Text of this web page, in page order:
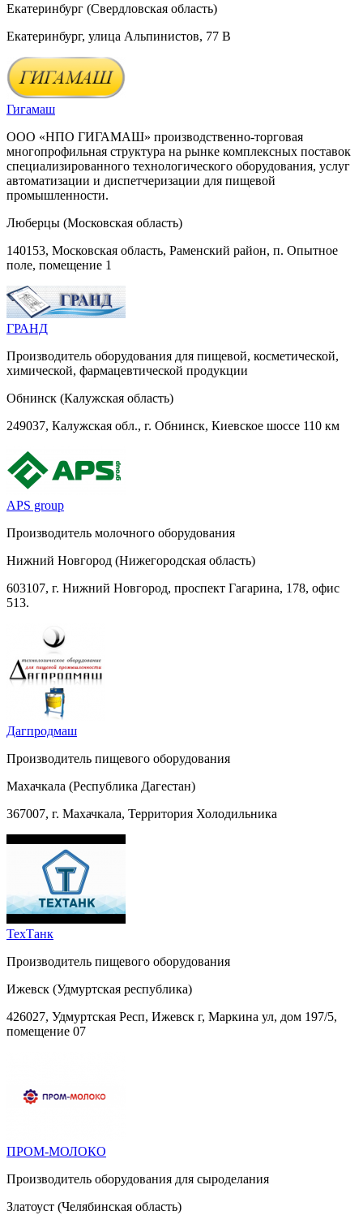
Екатеринбург (Свердловская область)
Екатеринбург, улица Альпинистов, 77 В
Гигамаш
ООО «НПО ГИГАМАШ» производственно-торговая
многопрофильная структура на рынке комплексных поставок
специализированного технологического оборудования, услуг
автоматизации и диспетчеризации для пищевой
промышленности.
Люберцы (Московская область)
140153, Московская область, Раменский район, п. Опытное
поле, помещение 1
ГРАНД
Производитель оборудования для пищевой, косметической,
химической, фармацевтической продукции
Обнинск (Калужская область)
249037, Калужская обл., г. Обнинск, Киевское шоссе 110 км
APS group
Производитель молочного оборудования
Нижний Новгород (Нижегородская область)
603107, г. Нижний Новгород, проспект Гагарина, 178, офис
513.
Дагпродмаш
Производитель пищевого оборудования
Махачкала (Республика Дагестан)
367007, г. Махачкала, Территория Холодильника
ТехТанк
Производитель пищевого оборудования
Ижевск (Удмуртская республика)
426027, Удмуртская Респ, Ижевск г, Маркина ул, дом 197/5,
помещение 07
ПРОМ-МОЛОКО
Производитель оборудования для сыроделания
Златоуст (Челябинская область)